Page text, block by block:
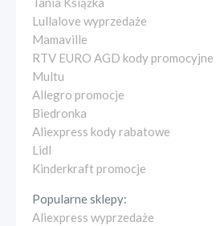
Lullalove wyprzedaże
Mamaville
RTV EURO AGD kody promocyjne
Multu
Allegro promocje
Biedronka
Aliexpress kody rabatowe
Lidl
Kinderkraft promocje
Popularne sklepy:
Aliexpress wyprzedaże